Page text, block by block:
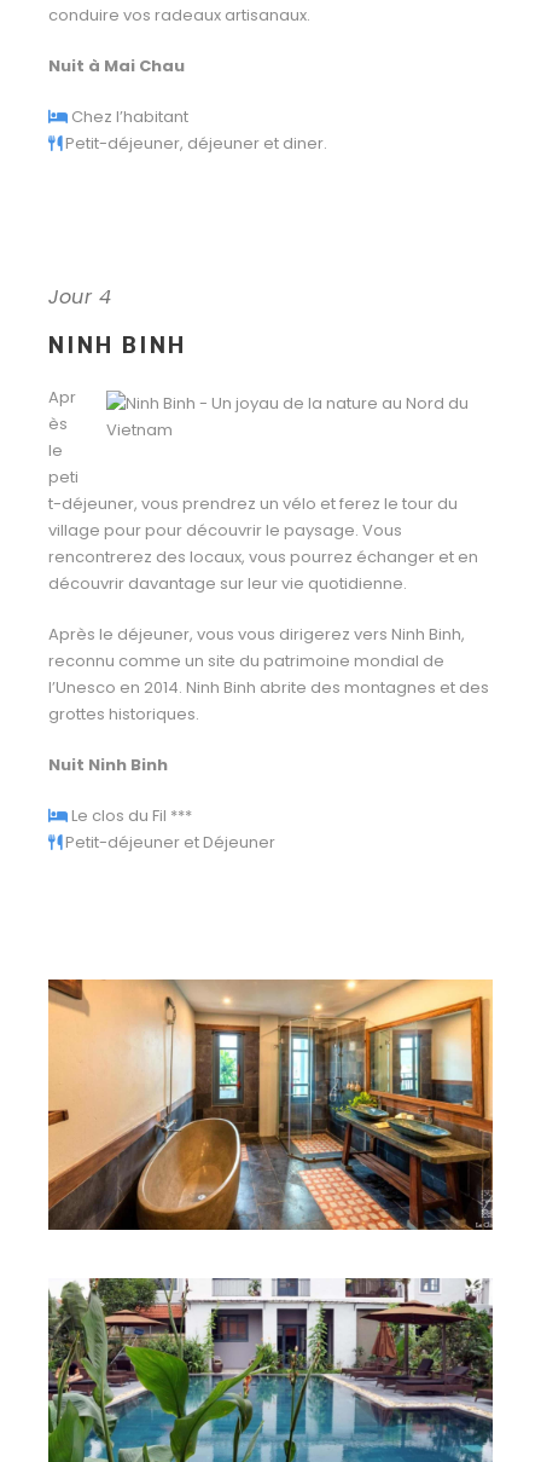
conduire vos radeaux artisanaux.
Nuit à Mai Chau
Chez l’habitant
Petit-déjeuner, déjeuner et diner.
Jour 4
NINH BINH
Apr
ès
le
peti
t-déjeuner, vous prendrez un vélo et ferez le tour du
village pour pour découvrir le paysage. Vous
rencontrerez des locaux, vous pourrez échanger et en
découvrir davantage sur leur vie quotidienne.
Après le déjeuner, vous vous dirigerez vers Ninh Binh,
reconnu comme un site du patrimoine mondial de
l’Unesco en 2014. Ninh Binh abrite des montagnes et des
grottes historiques.
Nuit Ninh Binh
Le clos du Fil ***
Petit-déjeuner et Déjeuner